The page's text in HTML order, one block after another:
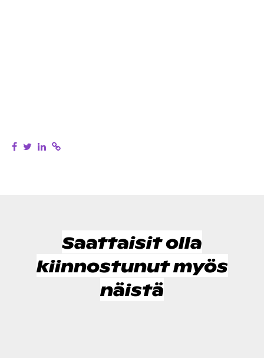
Saattaisit olla
kiinnostunut myös
näistä